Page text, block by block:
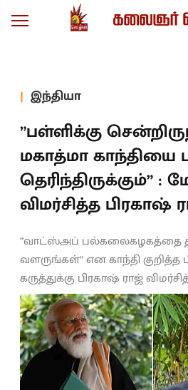
இந்தியா
”பள்ளிக்கு
மகாத்மா காந்தியை
தெரிந்திருக்கும்” :
விமர்சித்த பிரகாஷ்
”வாட்ஸ்அப் பல்கலைகழகத்தை
வளருங்கள்” என காந்தி குறித்த
கருத்துக்கு பிரகாஷ் ராஜ்